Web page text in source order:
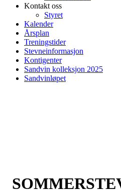
Kontakt oss
Styret
Kalender
Årsplan
Treningstider
Stevneinformasjon
Kontigenter
Sandvin kolleksjon 2025
Sandvinløpet